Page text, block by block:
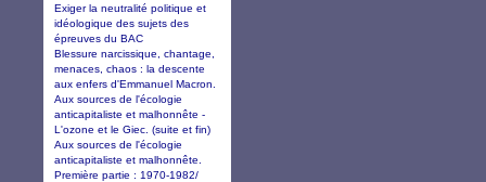
Exiger la neutralité politique et
idéologique des sujets des
épreuves du BAC
Blessure narcissique, chantage,
menaces, chaos : la descente
aux enfers d'Emmanuel Macron.
Aux sources de l'écologie
anticapitaliste et malhonnête -
L'ozone et le Giec. (suite et fin)
Aux sources de l'écologie
anticapitaliste et malhonnête.
Première partie : 1970-1982/